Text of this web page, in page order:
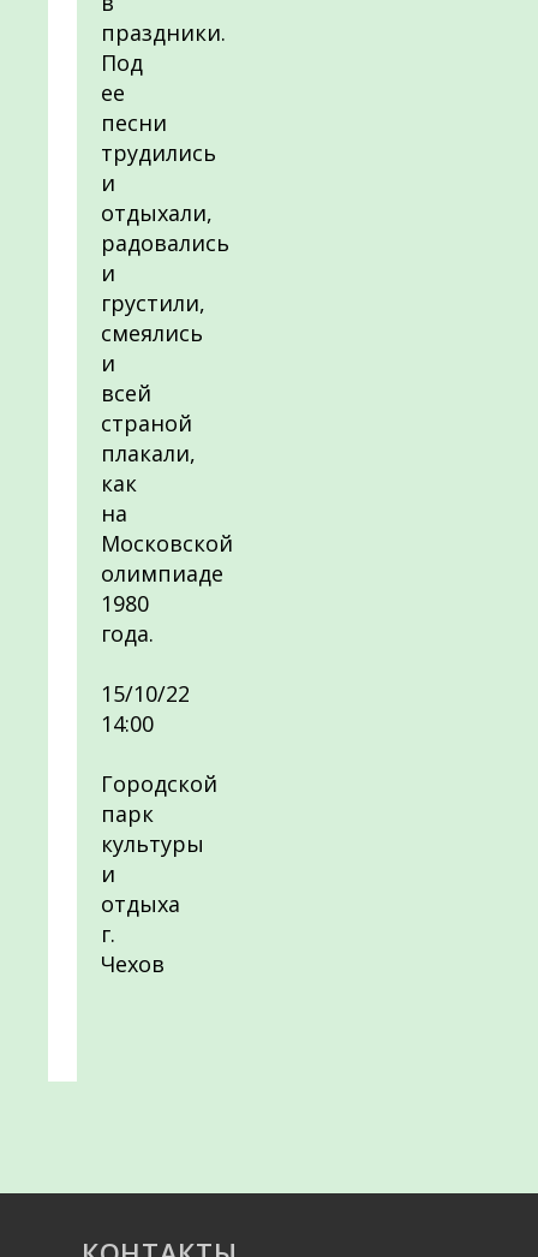
праздники.
Под
ее
песни
трудились
и
отдыхали,
радовались
и
грустили,
смеялись
и
всей
страной
плакали,
как
на
Московской
олимпиаде
1980
года.
15/10/22
14:00
Городской
парк
культуры
и
отдыха
г.
Чехов